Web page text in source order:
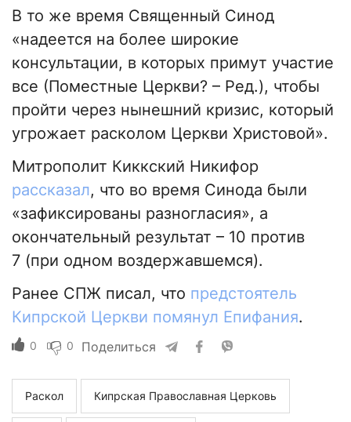
В то же время Священный Синод
«надеется на более широкие
консультации, в которых примут участие
все (Поместные Церкви? – Ред.), чтобы
пройти через нынешний кризис, который
угрожает расколом Церкви Христовой».
Митрополит Киккский Никифор
рассказал, что во время Синода были
«зафиксированы разногласия», а
окончательный результат – 10 против
7 (при одном воздержавшемся).
Ранее СПЖ писал, что предстоятель
Кипрской Церкви помянул Епифания.
0 0 Поделиться
Раскол Кипрская Православная Церковь